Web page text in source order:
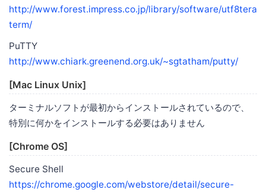
http://www.forest.impress.co.jp/library/software/utf8tera
term/
PuTTY
http://www.chiark.greenend.org.uk/~sgtatham/putty/
[Mac Linux Unix]
ターミナルソフトが最初からインストールされているので、
特別に何かをインストールする必要はありません
[Chrome OS]
Secure Shell
https://chrome.google.com/webstore/detail/secure-